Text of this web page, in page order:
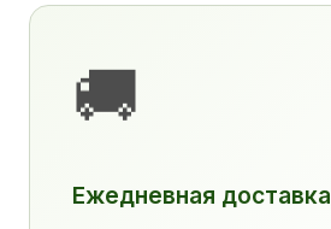
🚚
Ежедневная доставка